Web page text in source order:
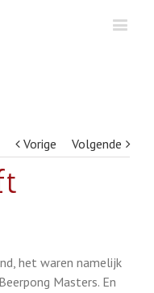
Vorige Volgende
het waren namelijk
Masters. En